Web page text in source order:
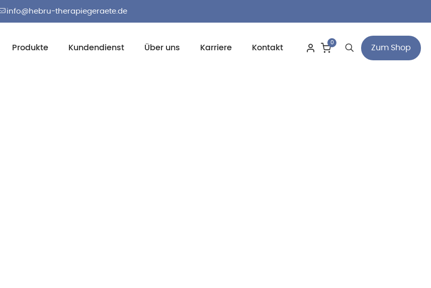
info@hebru-therapiegeraete.de
Produkte Kundendienst Über uns Karriere Kontakt
0
Zum Shop